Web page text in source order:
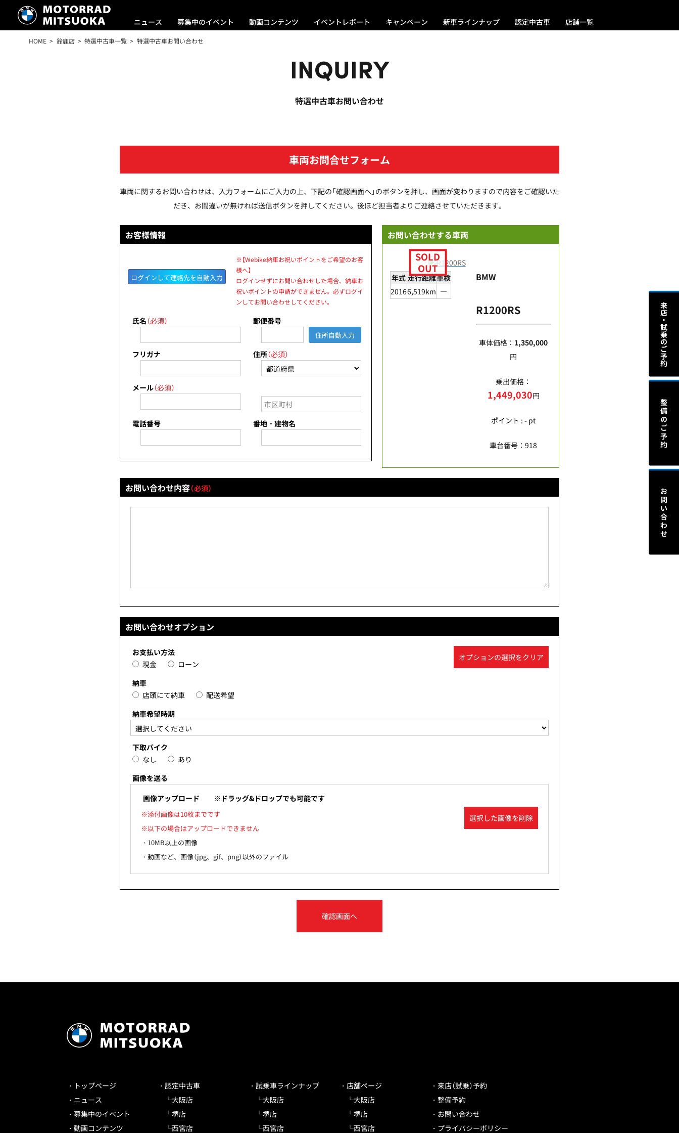
ニュース 募集中のイベント 動画コンテンツ イベントレポート キャンペーン 新車ラインナップ 認定中古車 店舗一覧
HOME 鈴鹿店 特選中古車一覧 特選中古車お問い合わせ
INQUIRY
特選中古車お問い合わせ
車両お問合せフォーム
車両に関するお問い合わせは、入力フォームにご入力の上、下記の「確認画面へ」のボタンを押し、画面が変わりますので内容をご確認いた
だき、お間違いが無ければ送信ボタンを押してください。後ほど担当者よりご連絡させていただきます。
お客様情報
ログインして連絡先を自動入力
※【Webike納車お祝いポイントをご希望のお客
様へ】
ログインせずにお問い合わせした場合、納車お
祝いポイントの申請ができません。必ずログイ
ンしてお問い合わせしてください。
氏名（必須） 郵便番号
住所自動入力
フリガナ 住所（必須）
メール（必須）
電話番号 番地・建物名
お問い合わせする車両
年式 走行距離車検
20166,519km ―
BMW
R1200RS
車体価格： 1,350,000
円
乗出価格：
1,449,030円
ポイント : - pt
車台番号：918
お問い合わせ内容（必須）
お問い合わせオプション
オプションの選択をクリア
お支払い方法
現金
ローン
納車
店頭にて納車
配送希望
納車希望時期
下取バイク
なし
あり
画像を送る
画像アップロード ※ドラッグ&ドロップでも可能です
選択した画像を削除
※添付画像は10枚までです
※以下の場合はアップロードできません
・10MB以上の画像
・動画など、画像（jpg、gif、png）以外のファイル
確認画面へ
トップページ
ニュース
募集中のイベント
動画コンテンツ
認定中古車
大阪店
堺店
西宮店
試乗車ラインナップ
大阪店
堺店
西宮店
店舗ページ
大阪店
堺店
西宮店
来店（試乗）予約
整備予約
お問い合わせ
プライバシーポリシー